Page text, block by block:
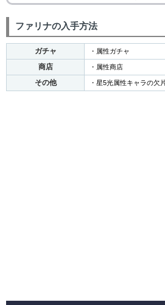
ファリナの入手方法
ガチャ ・属性ガチャ
商店 ・属性商店
その他 ・星5光属性キャラの欠